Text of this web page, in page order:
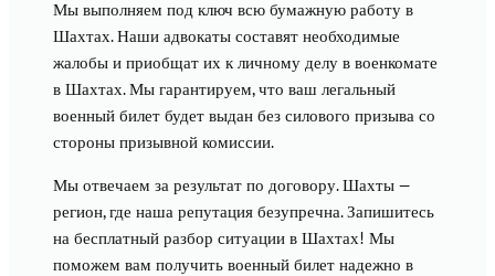
Мы выполняем под ключ всю бумажную работу в
Шахтах. Наши адвокаты составят необходимые
жалобы и приобщат их к личному делу в военкомате
в Шахтах. Мы гарантируем, что ваш легальный
военный билет будет выдан без силового призыва со
стороны призывной комиссии.
Мы отвечаем за результат по договору. Шахты —
регион, где наша репутация безупречна. Запишитесь
на бесплатный разбор ситуации в Шахтах! Мы
поможем вам получить военный билет надежно в